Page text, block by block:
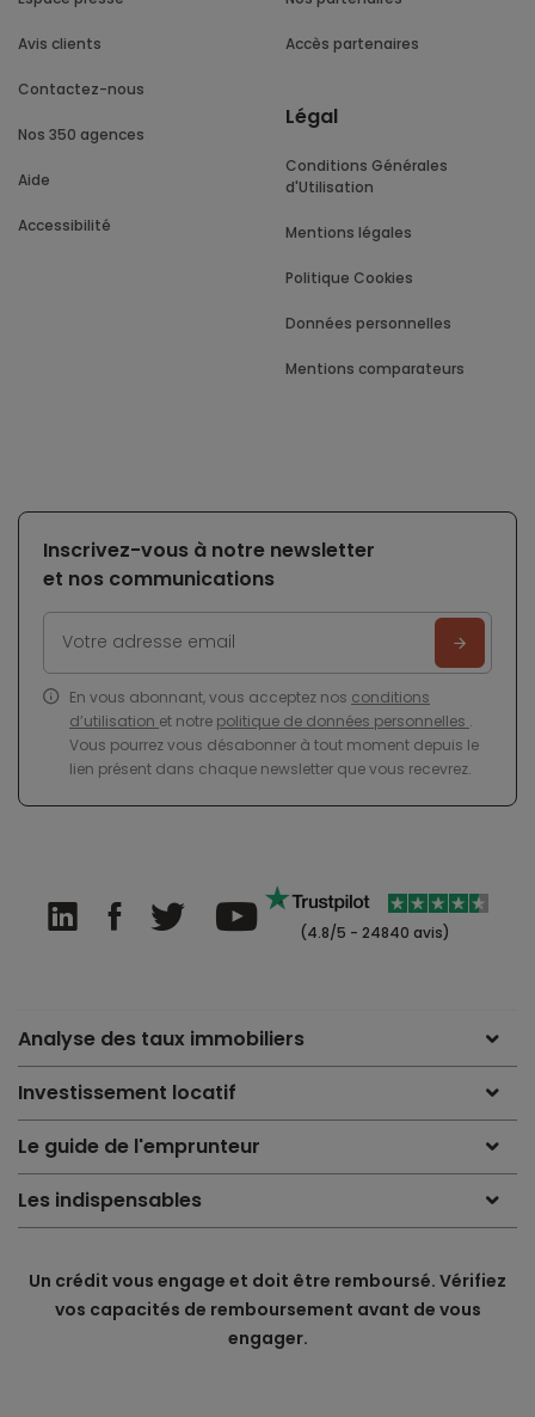
Avis clients
Contactez-nous
Nos 350 agences
Aide
Accessibilité
Accès partenaires
Légal
Conditions Générales
d'Utilisation
Mentions légales
Politique Cookies
Données personnelles
Mentions comparateurs
Inscrivez-vous à notre newsletter
et nos communications
En vous abonnant, vous acceptez nos conditions
d’utilisation et notre politique de données personnelles .
Vous pourrez vous désabonner à tout moment depuis le
lien présent dans chaque newsletter que vous recevrez.
(4.8/5 - 24840 avis)
Analyse des taux immobiliers
Investissement locatif
Le guide de l'emprunteur
Les indispensables
Un crédit vous engage et doit être remboursé. Vérifiez
vos capacités de remboursement avant de vous
engager.